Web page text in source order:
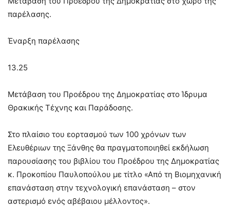
παρέλασης.
Έναρξη παρέλασης
13.25
Μετάβαση του Προέδρου της Δημοκρατίας στο Ίδρυμα
Θρακικής Τέχνης και Παράδοσης.
Στο πλαίσιο του εορτασμού των 100 χρόνων των
Ελευθέριων της Ξάνθης θα πραγματοποιηθεί εκδήλωση
παρουσίασης του βιβλίου του Προέδρου της Δημοκρατίας
κ. Προκοπίου Παυλοπούλου με τίτλο «Από τη Βιομηχανική
επανάσταση στην τεχνολογική επανάσταση – στον
αστερισμό ενός αβέβαιου μέλλοντος».